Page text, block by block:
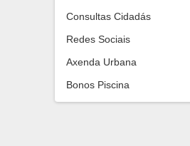
Consultas Cidadás
Redes Sociais
Axenda Urbana
Bonos Piscina